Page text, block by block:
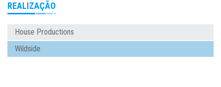
REALIZAÇÃO
House Productions
Wildside